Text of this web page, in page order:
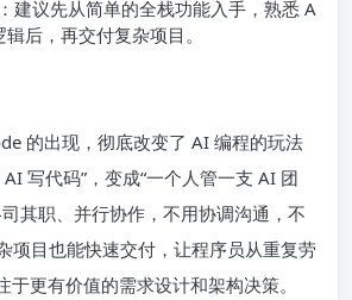
建议先从简单的全栈功能入手，熟悉 A
的出现，彻底改变了 AI 编程的玩法
写代码”，变成“一个人管一支 AI 团
其职、并行协作，不用协调沟通，不
项目也能快速交付，让程序员从重复劳